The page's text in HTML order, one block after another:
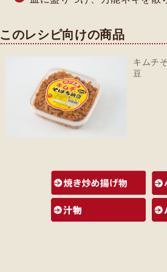
このレシピ向けの商品
キムチ
豆